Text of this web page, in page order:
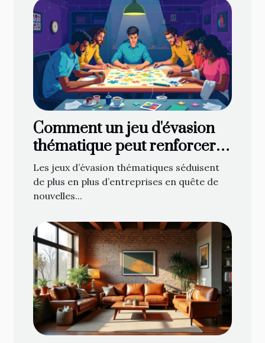
Comment un jeu d'évasion
thématique peut renforcer
l'esprit d'équipe ?
Les jeux d’évasion thématiques séduisent
de plus en plus d’entreprises en quête de
nouvelles...